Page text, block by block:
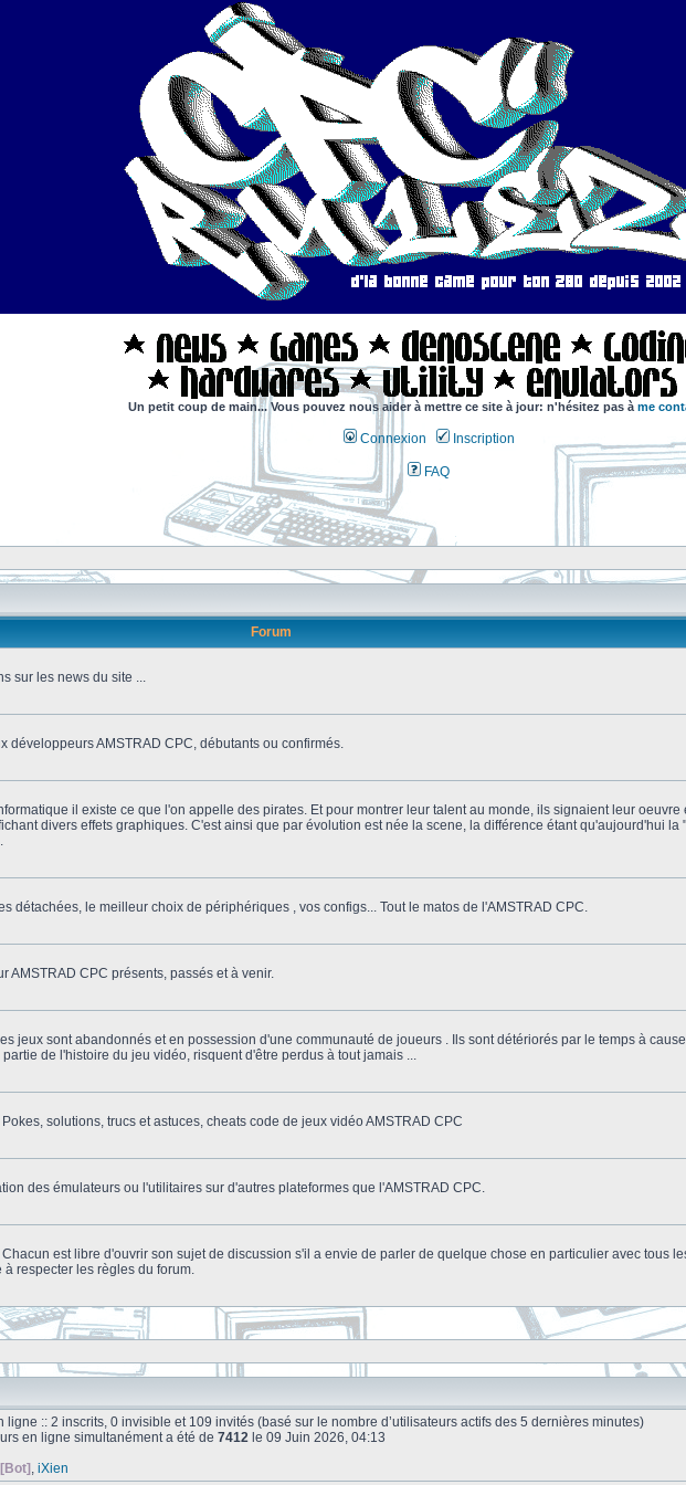
Un petit coup de main... Vous pouvez nous aider à mettre ce site à jour: n'hésitez pas à me
Connexion Inscription
FAQ
Forum
sur les news du site ...
développeurs AMSTRAD CPC, débutants ou confirmés.
il existe ce que l'on appelle des pirates. Et pour montrer leur talent au monde, ils signaient leur oeuvre
divers effets graphiques. C'est ainsi que par évolution est née la scene, la différence étant qu'aujourd'hui la
détachées, le meilleur choix de périphériques , vos configs... Tout le matos de l'AMSTRAD CPC.
AMSTRAD CPC présents, passés et à venir.
jeux sont abandonnés et en possession d'une communauté de joueurs . Ils sont détériorés par le temps à
de l'histoire du jeu vidéo, risquent d'être perdus à tout jamais ...
solutions, trucs et astuces, cheats code de jeux vidéo AMSTRAD CPC
des émulateurs ou l'utilitaires sur d'autres plateformes que l'AMSTRAD CPC.
est libre d'ouvrir son sujet de discussion s'il a envie de parler de quelque chose en particulier avec tous
respecter les règles du forum.
ligne :: 2 inscrits, 0 invisible et 109 invités (basé sur le nombre d’utilisateurs actifs des 5 dernières minutes)
en ligne simultanément a été de 7412 le 09 Juin 2026, 04:13
, iXien